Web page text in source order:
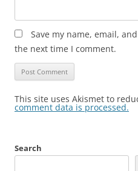
Save my name, email,
the next time I comment.
This site uses Akismet to
comment data is processed.
Search